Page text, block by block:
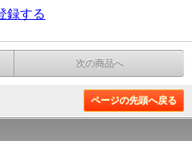
録する
次の商品へ
ページの先頭へ戻る